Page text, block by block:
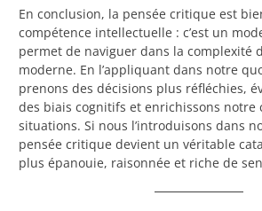
En conclusion, la pensée critique est
compétence intellectuelle : c’est un
permet de naviguer dans la complexité
moderne. En l’appliquant dans notre
prenons des décisions plus réfléchies,
des biais cognitifs et enrichissons notre
situations. Si nous l’introduisons dans
pensée critique devient un véritable
plus épanouie, raisonnée et riche de